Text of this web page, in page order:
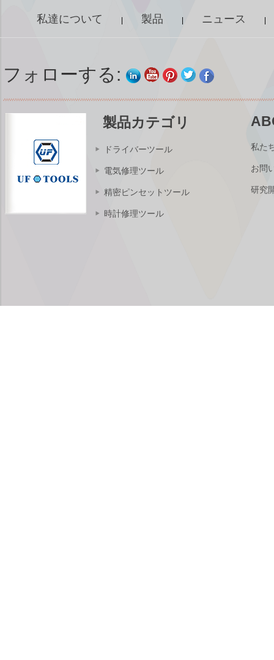
トのてこツールセッ
ト修理キット
クランプLED虫眼鏡
はんだごてスタンド
修理ホルダーツール
イバーセット8個の
ク電動修理ツールセ
私達について 製品 ニュース
フォローする:
製品カテゴリ
ドライバーツール
電気修理ツール
精密ピンセットツール
時計修理ツール
私た
お問
研究